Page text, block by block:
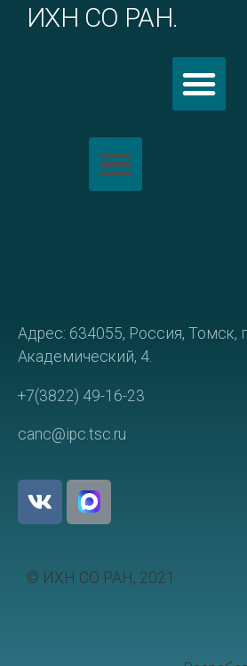
ИХН СО РАН.
Адрес: 634055, Россия, Томск,
Академический, 4.
+7(3822) 49-16-23
canc@ipc.tsc.ru
© ИХН СО РАН, 2021.